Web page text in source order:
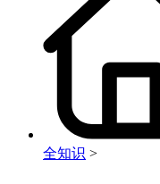
全知识 >